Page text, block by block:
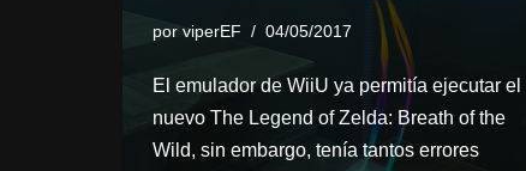
por viperEF 04/05/2017
El emulador de WiiU ya permitía ejecutar el
nuevo The Legend of Zelda: Breath of the
Wild, sin embargo, tenía tantos errores